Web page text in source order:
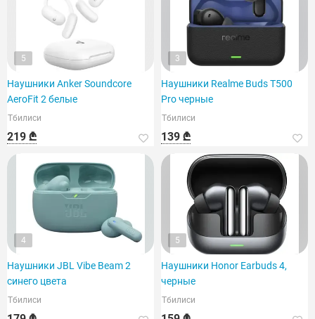
5
Наушники Anker Soundcore
AeroFit 2 белые
Тбилиси
219 ₾
3
Наушники Realme Buds T500
Pro черные
Тбилиси
139 ₾
4
Наушники JBL Vibe Beam 2
синего цвета
Тбилиси
5
Наушники Honor Earbuds 4,
черные
Тбилиси